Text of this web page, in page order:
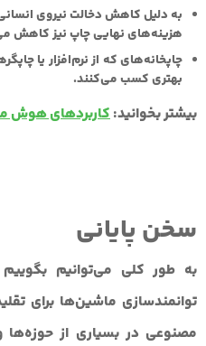
به دلیل کاهش دخالت نیروی
هزینه‌های نهایی چاپ نیز کاهش
چاپخانه‌های که از نرم‌افزار یا
بهتری کسب می‌کنند.
بیشتر بخوانید:کاربردهای هوش
سخن پایانی
به طور کلی می‌توانیم
توانمندسازی ماشین‌ها برای
مصنوعی در بسیاری از